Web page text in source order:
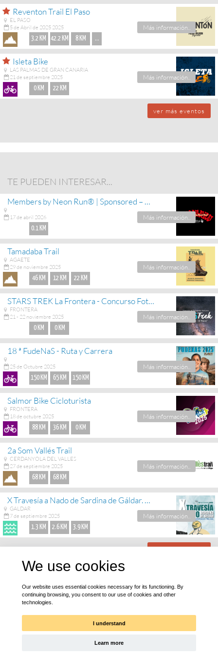
Reventon Trail El Paso
EL PASO
5 de Abril de 2025 2025
3.2 KM
42.2 KM 8 KM ...
Más información..
Isleta Bike
LAS PALMAS DE GRAN CANARIA
21 de septiembre 2025
0 KM
22 KM
Más información..
ver más eventos
TE PUEDEN INTERESAR...
Members by Neon Run® | Sponsored – Podoactiva La Palma
17 de abril 2026
0.1 KM
Más información..
Tamadaba Trail
AGAETE
29 de noviembre 2025
46 KM
12 KM 22 KM
Más información..
STARS TREK La Frontera - Concurso Fotografía Nocturna
FRONTERA
21 - 22 noviembre 2025
0 KM
0 KM
Más información..
18 ª FudeNaS - Ruta y Carrera
25 de Octubre 2025
150 KM
65 KM 150 KM
Más información..
Salmor Bike Cicloturista
FRONTERA
18 de octubre 2025
88 KM
36 KM 0 KM
Más información..
2a Som Vallés Trail
CERDANYOLA DEL VALLES
27 de septiembre 2025
68 KM
68 KM
Más información..
X Travesía a Nado de Sardina de Gáldar. Memorial Félix Santiago Melián
GALDAR
7 de septiembre 2025
1.3 KM
2.6 KM 3.9 KM
Más información..
¡Bájate nuestra app!
We use cookies
Our website uses essential cookies necessary for its functioning. By
continuing browsing, you consent to our use of cookies and other
technologies.
I understand
Learn more